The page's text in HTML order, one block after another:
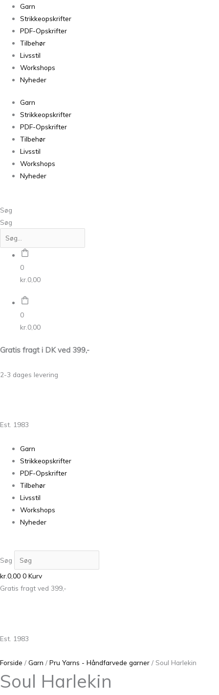
Garn
Strikkeopskrifter
PDF-Opskrifter
Tilbehør
Livsstil
Workshops
Nyheder
Garn
Strikkeopskrifter
PDF-Opskrifter
Tilbehør
Livsstil
Workshops
Nyheder
Søg
Søg
0
kr. 0,00
0
kr. 0,00
Gratis fragt i DK ved 399,-
2-3 dages levering
Est. 1983
Garn
Strikkeopskrifter
PDF-Opskrifter
Tilbehør
Livsstil
Workshops
Nyheder
Søg
kr.0,00 0 Kurv
Gratis fragt ved 399,-
Est. 1983
Forside / Garn / Pru Yarns - Håndfarvede garner / Soul Harlekin
Soul Harlekin
Soul
Harlekin
antal